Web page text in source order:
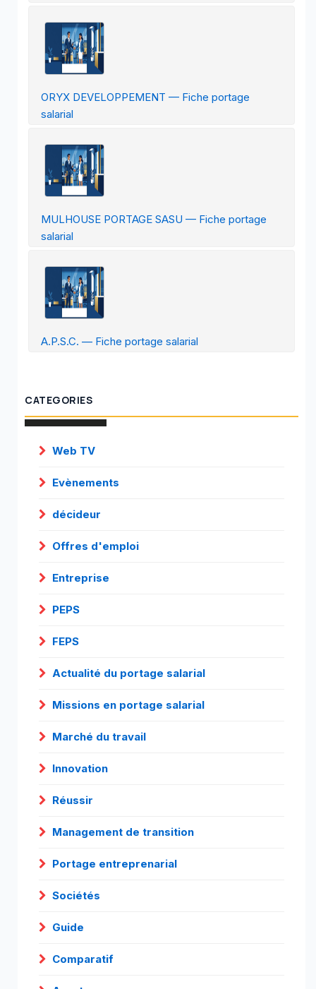
ORYX DEVELOPPEMENT — Fiche portage
salarial
MULHOUSE PORTAGE SASU — Fiche portage
salarial
A.P.S.C. — Fiche portage salarial
CATEGORIES
Web TV
Evènements
décideur
Offres d'emploi
Entreprise
PEPS
FEPS
Actualité du portage salarial
Missions en portage salarial
Marché du travail
Innovation
Réussir
Management de transition
Portage entreprenarial
Sociétés
Guide
Comparatif